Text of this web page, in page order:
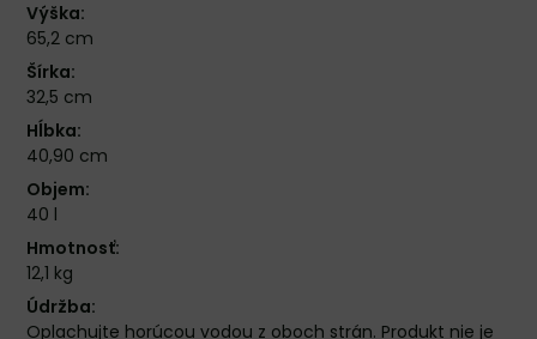
Výška:
65,2 cm
Šírka:
32,5 cm
Hĺbka:
40,90 cm
Objem:
40 l
Hmotnosť:
12,1 kg
Údržba:
Oplachujte horúcou vodou z oboch strán. Produkt nie je